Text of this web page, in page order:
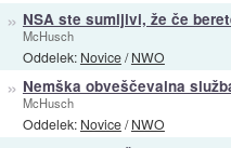
» NSA ste sumljivi, že če
McHusch
Oddelek: Novice/NWO
» Nemška obveščevalna
McHusch
Oddelek: Novice/NWO